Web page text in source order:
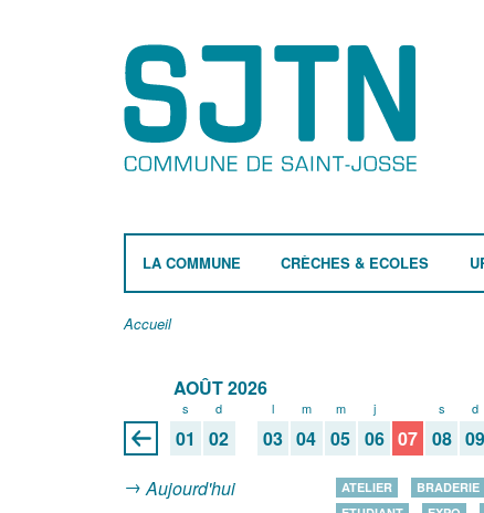
LA COMMUNE CRÈCHES & ECOLES
Accueil
AOÛT 2026
s
01
d
02
l
03
m
04
m
05
j
06 07
s
08
d
09
Aujourd'hui
ATELIER BRADERIE